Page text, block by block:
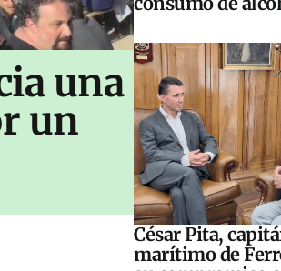
una
un
César Pita,
marítimo de